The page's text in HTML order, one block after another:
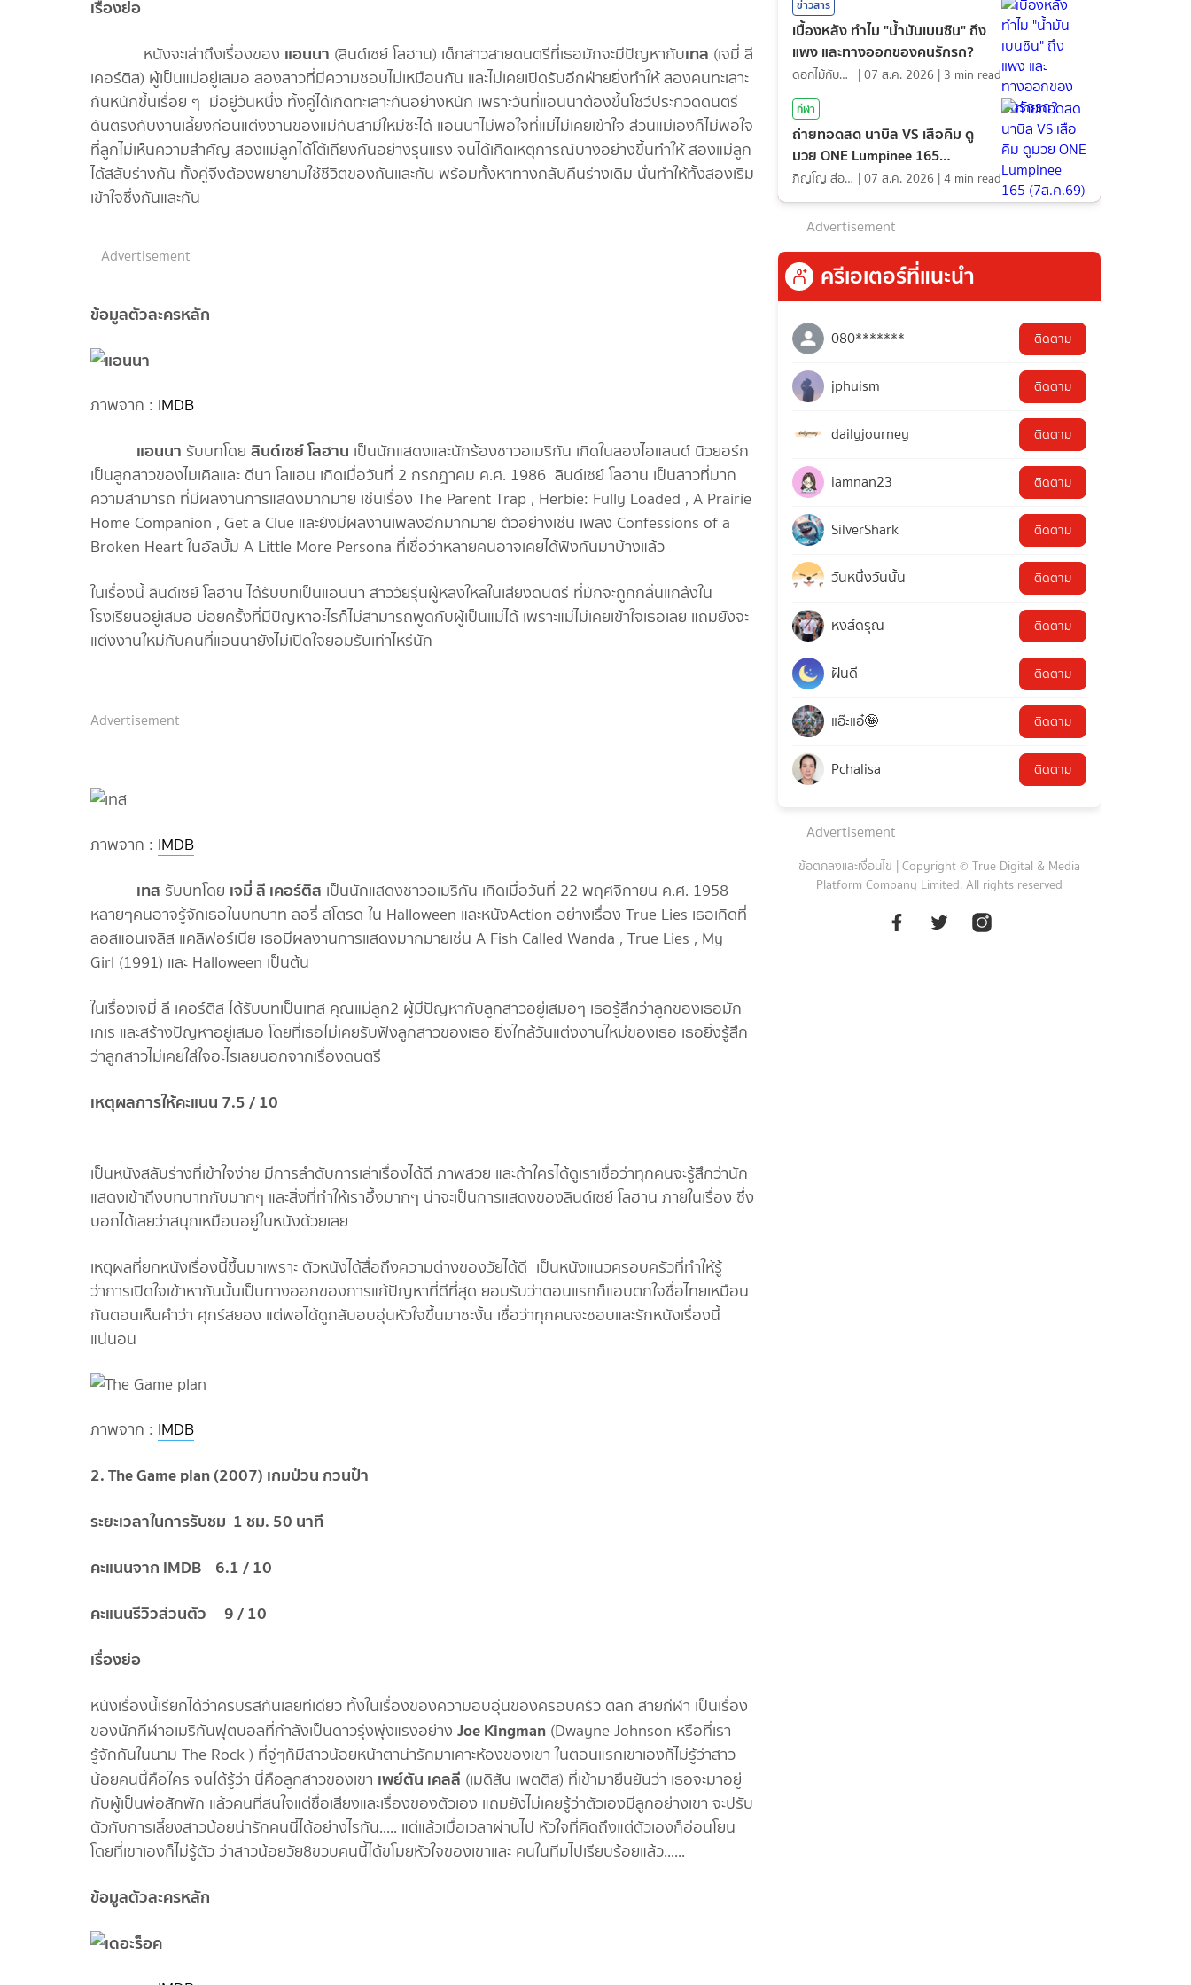
เรื่องย่อ
หนังจะเล่าถึงเรื่องของ แอนนา (ลินด์เซย์ โลฮาน) เด็กสาวสายดนตรีที่เธอมักจะมีปัญหากับเทส (เจมี่ ลี
เคอร์ติส) ผู้เป็นแม่อยู่เสมอ สองสาวที่มีความชอบไม่เหมือนกัน และไม่เคยเปิดรับอีกฝ่ายยิ่งทำให้ สองคนทะเลาะ
กันหนักขึ้นเรื่อย ๆ มีอยู่วันหนึ่ง ทั้งคู่ได้เกิดทะเลาะกันอย่างหนัก เพราะวันที่แอนนาต้องขึ้นโชว์ประกวดดนตรี
ดันตรงกับงานเลี้ยงก่อนแต่งงานของแม่กับสามีใหม่ซะได้ แอนนาไม่พอใจที่แม่ไม่เคยเข้าใจ ส่วนแม่เองก็ไม่พอใจ
ที่ลูกไม่เห็นความสำคัญ สองแม่ลูกได้โต้เถียงกันอย่างรุนแรง จนได้เกิดเหตุการณ์บางอย่างขึ้นทำให้ สองแม่ลูก
ได้สลับร่างกัน ทั้งคู่จึงต้องพยายามใช้ชีวิตของกันและกัน พร้อมทั้งหาทางกลับคืนร่างเดิม นั่นทำให้ทั้งสองเริม
เข้าใจซึ่งกันและกัน
Advertisement
ข้อมูลตัวละครหลัก
ภาพจาก : IMDB
แอนนา รับบทโดย ลินด์เซย์โลฮาน เป็นนักแสดงและนักร้องชาวอเมริกัน เกิดในลองไอแลนด์ นิวยอร์ก
เป็นลูกสาวของไมเคิลและ ดีนา โลแฮน เกิดเมื่อวันที่ 2 กรกฎาคม ค.ศ. 1986 ลินด์เซย์ โลฮาน เป็นสาวที่มาก
ความสามารถ ที่มีผลงานการแสดงมากมาย เช่นเรื่อง The Parent Trap , Herbie: Fully Loaded , A Prairie
Home Companion , Get a Clue และยังมีผลงานเพลงอีกมากมาย ตัวอย่างเช่น เพลง Confessions of a
Broken Heart ในอัลบั้ม A Little More Persona ที่เชื่อว่าหลายคนอาจเคยได้ฟังกันมาบ้างแล้ว
ในเรื่องนี้ ลินด์เซย์ โลฮาน ได้รับบทเป็นแอนนา สาววัยรุ่นผู้หลงใหลในเสียงดนตรี ที่มักจะถูกกลั่นแกล้งใน
โรงเรียนอยู่เสมอ บ่อยครั้งที่มีปัญหาอะไรก็ไม่สามารถพูดกับผู้เป็นแม่ได้ เพราะแม่ไม่เคยเข้าใจเธอเลย แถมยังจะ
แต่งงานใหม่กับคนที่แอนนายังไม่เปิดใจยอมรับเท่าไหร่นัก
Advertisement
ภาพจาก : IMDB
เทส รับบทโดย เจมี่ ลี เคอร์ติส เป็นนักแสดงชาวอเมริกัน เกิดเมื่อวันที่ 22 พฤศจิกายน ค.ศ. 1958
หลายๆคนอาจรู้จักเธอในบทบาท ลอรี่ สโตรด ใน Halloween และหนังAction อย่างเรื่อง True Lies เธอเกิดที่
ลอสแอนเจลิส แคลิฟอร์เนีย เธอมีผลงานการแสดงมากมายเช่น A Fish Called Wanda , True Lies , My
Girl (1991) และ Halloween เป็นต้น
ในเรื่องเจมี่ ลี เคอร์ติส ได้รับบทเป็นเทส คุณแม่ลูก2 ผู้มีปัญหากับลูกสาวอยู่เสมอๆ เธอรู้สึกว่าลูกของเธอมัก
เกเร และสร้างปัญหาอยู่เสมอ โดยที่เธอไม่เคยรับฟังลูกสาวของเธอ ยิ่งใกล้วันแต่งงานใหม่ของเธอ เธอยิ่งรู้สึก
ว่าลูกสาวไม่เคยใส่ใจอะไรเลยนอกจากเรื่องดนตรี
เหตุผลการให้คะแนน 7.5 / 10
เป็นหนังสลับร่างที่เข้าใจง่าย มีการลำดับการเล่าเรื่องได้ดี ภาพสวย และถ้าใครได้ดูเราเชื่อว่าทุกคนจะรู้สึกว่านัก
แสดงเข้าถึงบทบาทกับมากๆ และสิ่งที่ทำให้เราอึ้งมากๆ น่าจะเป็นการแสดงของลินด์เซย์ โลฮาน ภายในเรื่อง ซึ่ง
บอกได้เลยว่าสนุกเหมือนอยู่ในหนังด้วยเลย
เหตุผลที่ยกหนังเรื่องนี้ขึ้นมาเพราะ ตัวหนังได้สื่อถึงความต่างของวัยได้ดี เป็นหนังแนวครอบครัวที่ทำให้รู้
ว่าการเปิดใจเข้าหากันนั้นเป็นทางออกของการแก้ปัญหาที่ดีที่สุด ยอมรับว่าตอนแรกก็แอบตกใจชื่อไทยเหมือน
กันตอนเห็นคำว่า ศุกร์สยอง แต่พอได้ดูกลับอบอุ่นหัวใจขึ้นมาซะงั้น เชื่อว่าทุกคนจะชอบและรักหนังเรื่องนี้
แน่นอน
ภาพจาก : IMDB
2. The Game plan (2007) เกมป่วน กวนป๋า
ระยะเวลาในการรับชม 1 ชม. 50 นาที
คะแนนจาก IMDB 6.1 / 10
คะแนนรีวิวส่วนตัว 9 / 10
เรื่องย่อ
หนังเรื่องนี้เรียกได้ว่าครบรสกันเลยทีเดียว ทั้งในเรื่องของความอบอุ่นของครอบครัว ตลก สายกีฬา เป็นเรื่อง
ของนักกีฬาอเมริกันฟุตบอลที่กำลังเป็นดาวรุ่งพุ่งแรงอย่าง Joe Kingman (Dwayne Johnson หรือที่เรา
รู้จักกันในนาม The Rock ) ที่จู่ๆก็มีสาวน้อยหน้าตาน่ารักมาเคาะห้องของเขา ในตอนแรกเขาเองก็ไม่รู้ว่าสาว
น้อยคนนี้คือใคร จนได้รู้ว่า นี่คือลูกสาวของเขา เพย์ตัน เคลลี (เมดิสัน เพตติส) ที่เข้ามายืนยันว่า เธอจะมาอยู่
กับผู้เป็นพ่อสักพัก แล้วคนที่สนใจแต่ชื่อเสียงและเรื่องของตัวเอง แถมยังไม่เคยรู้ว่าตัวเองมีลูกอย่างเขา จะปรับ
ตัวกับการเลี้ยงสาวน้อยน่ารักคนนี้ได้อย่างไรกัน..... แต่แล้วเมื่อเวลาผ่านไป หัวใจที่คิดถึงแต่ตัวเองก็อ่อนโยน
โดยที่เขาเองก็ไม่รู้ตัว ว่าสาวน้อยวัย8ขวบคนนี้ได้ขโมยหัวใจของเขาและ คนในทีมไปเรียบร้อยแล้ว......
ข้อมูลตัวละครหลัก
ข่าวสาร
เบื้องหลัง ทำไม "น้ำมันเบนซิน" ถึง
แพง และทางออกของคนรักรถ?
ดอกไม้กับสายน้ำ |07 ส.ค. 2026 | 3 min read
กีฬา
ถ่ายทอดสด นาบิล VS เสือคิม ดู
มวย ONE Lumpinee 165
(7ส.ค.69)ภิญโญ ส่องแสง |07 ส.ค. 2026 |4 min read
Advertisement
ครีเอเตอร์ที่แนะนำ
080******* ติดตาม
jphuism ติดตาม
dailyjourney ติดตาม
iamnan23 ติดตาม
SilverShark ติดตาม
วันหนึ่งวันนั้น ติดตาม
หงส์ดรุณ ติดตาม
ฝันดี ติดตาม
แอ๊ะแอ๋🤪 ติดตาม
Pchalisa ติดตาม
Advertisement
ข้อตกลงและเงื่อนไข | Copyright © True Digital & Media
Platform Company Limited. All rights reserved